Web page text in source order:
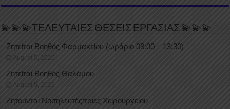
💫💫💫ΤΕΛΕΥΤΑΙΕΣ ΘΕΣΕΙΣ ΕΡΓΑΣΙΑΣ 💫💫💫
Ζητείται Βοηθός Φαρμακείου (ωράριο 08:00 – 13:30)
August 5, 2026
Ζητείται Βοηθός Θαλάμου
August 5, 2026
Ζητούνται Νοσηλευτές/τριες Χειρουργείου